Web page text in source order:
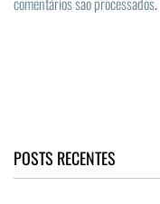
POSTS RECENTES